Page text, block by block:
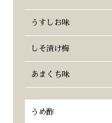
うすしお味
しそ漬け梅
あまくち味
うめ酢